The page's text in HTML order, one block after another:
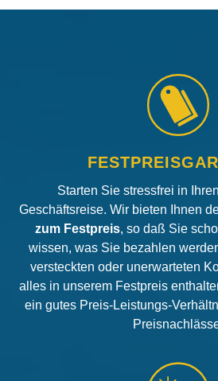
Starten Sie stressfrei in
Geschäftsreise. Wir bieten Ihnen
zum Festpreis, so daß Sie
wissen, was Sie bezahlen
versteckten oder unerwarteten
alles in unserem Festpreis
ein gutes Preis-Leistungs-